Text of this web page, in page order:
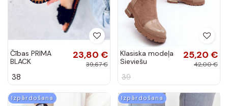
Čības PRIMA
BLACK
23,80 €
39,67 €
38
Klasiska modeļa
Sieviešu
platiem
krāsas Shendete
25,20 €
42,00 €
39
Izpārdošana
Izpārdošana